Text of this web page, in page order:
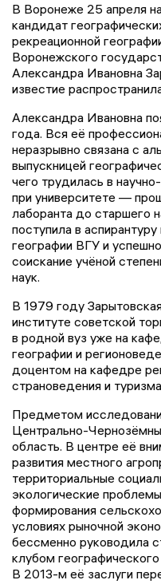
В Воронеже 25 апреля
кандидат
рекреационной
Воронежского
Александра Ивановна
известие
Александра Ивановна
года. Вся её
неразрывно связана с
выпускницей
чего трудилась в
при университете —
лаборанта до старшего
поступила в
географии ВГУ и
соискание учёной
наук.
В 1979 году
институте советской
в родной вуз уже на
географии и
доцентом на кафедре
страноведения и
Предметом
Центрально-
область. В центре её
развития местного
территориальные
экологические
формирования
условиях рыночной
бессменно руководила
клубом
В 2013-м её заслуги